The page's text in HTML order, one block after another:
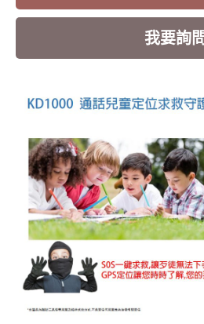
我要詢